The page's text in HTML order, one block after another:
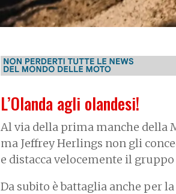
L’Olanda agli olandesi!
Al via della prima manche della
ma Jeffrey Herlings non gli
e distacca velocemente il
Da subito è battaglia anche per